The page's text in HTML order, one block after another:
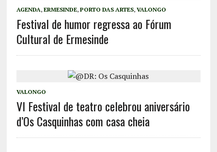
AGENDA, ERMESINDE, PORTO DAS ARTES, VALONGO
Festival de humor regressa ao Fórum
Cultural de Ermesinde
VALONGO
VI Festival de teatro celebrou aniversário
d’Os Casquinhas com casa cheia